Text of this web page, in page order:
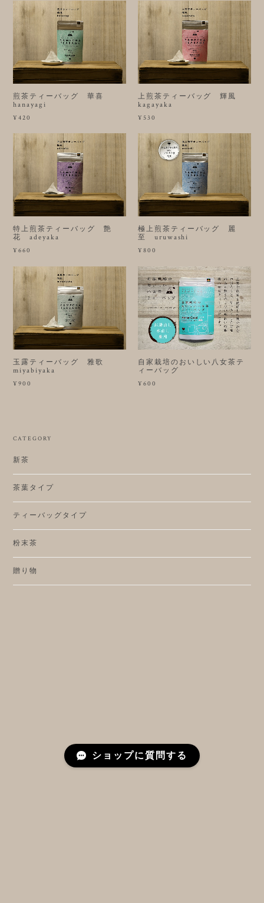
煎茶ティーバッグ 華喜
hanayagi
¥420
上煎茶ティーバッグ 輝風
kagayaka
¥530
特上煎茶ティーバッグ 艶
花 adeyaka
¥660
極上煎茶ティーバッグ 麗
至 uruwashi
¥800
玉露ティーバッグ 雅歌
miyabiyaka
¥900
自家栽培のおいしい八女茶テ
ィーバッグ
¥600
CATEGORY
新茶
茶葉タイプ
ティーバッグタイプ
粉末茶
贈り物
ショップに質問する